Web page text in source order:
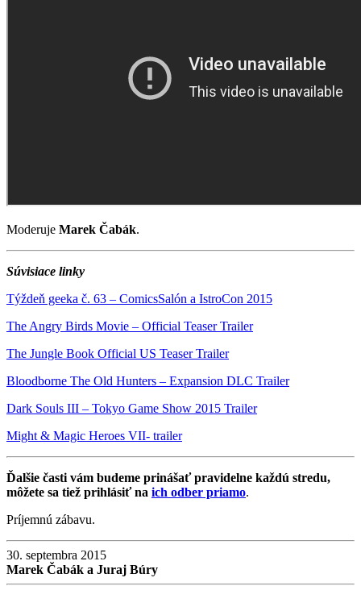
Moderuje Marek Čabák.
Súvisiace linky
Týždeň geeka č. 63 – ComicsSalón a IstroCon 2015
The Angry Birds Movie – Official Teaser Trailer
The Jungle Book Official US Teaser Trailer
Bloodborne The Old Hunters – Expansion DLC Trailer
Dark Souls III – Tokyo Game Show 2015 Trailer
Might & Magic Heroes VII- trailer
Ďalšie časti vám budeme prinášať pravidelne každú stredu,
môžete sa tiež prihlásiť na ich odber priamo.
Príjemnú zábavu.
30. septembra 2015
Marek Čabák a Juraj Búry